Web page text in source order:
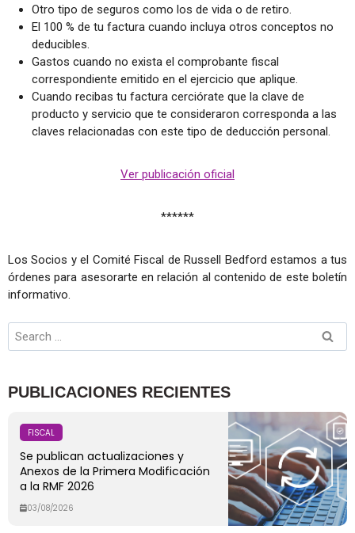
Otro tipo de seguros como los de vida o de retiro.
El 100 % de tu factura cuando incluya otros conceptos no
deducibles.
Gastos cuando no exista el comprobante fiscal
correspondiente emitido en el ejercicio que aplique.
Cuando recibas tu factura cerciórate que la clave de
producto y servicio que te consideraron corresponda a las
claves relacionadas con este tipo de deducción personal.
Ver publicación oficial
******
Los Socios y el Comité Fiscal de Russell Bedford estamos a tus
órdenes para asesorarte en relación al contenido de este boletín
informativo.
PUBLICACIONES RECIENTES
FISCAL
Se publican actualizaciones y
Anexos de la Primera Modificación
a la RMF 2026
03/08/2026